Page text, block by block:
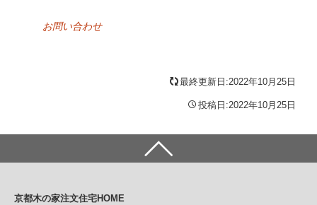
お問い合わせ
最終更新日:2022年10月25日
投稿日:2022年10月25日
京都木の家注文住宅HOME